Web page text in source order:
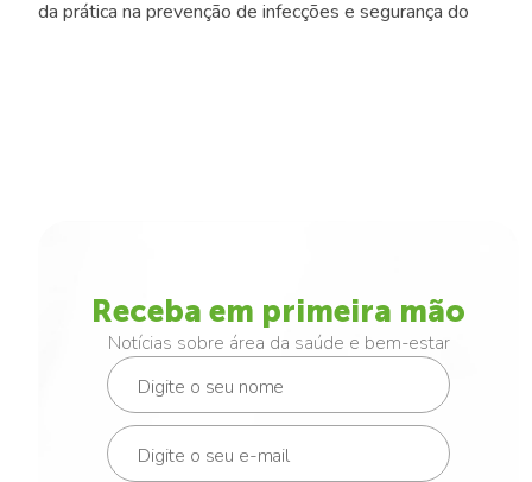
da prática na prevenção de infecções e segurança do
Receba em primeira mão
Notícias sobre área da saúde e bem-estar